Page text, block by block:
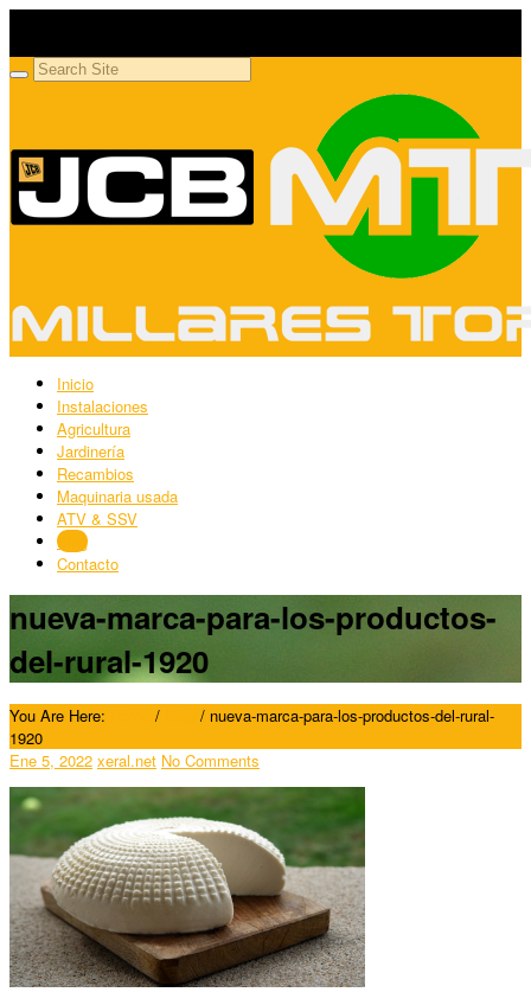
Inicio
Instalaciones
Agricultura
Jardinería
Recambios
Maquinaria usada
ATV & SSV
Blog
Contacto
nueva-marca-para-los-productos-
del-rural-1920
You Are Here: / / nueva-marca-para-los-productos-del-rural-
1920
Ene 5, 2022 xeral.net No Comments